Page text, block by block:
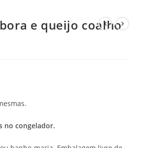
e queijo coalho
no congelador.